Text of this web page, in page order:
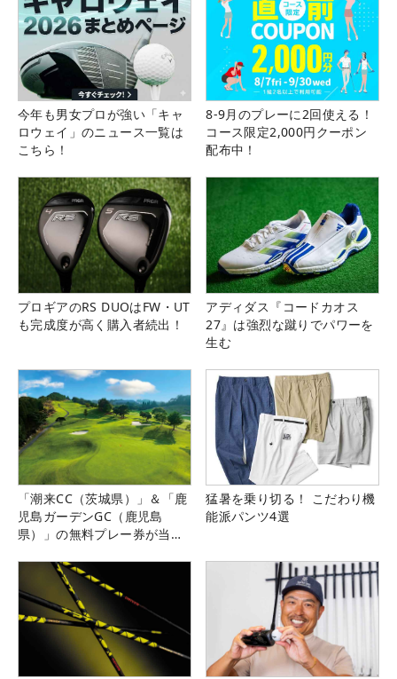
今年も男女プロが強い「キャ
ロウェイ」のニュース一覧は
こちら！
8-9月のプレーに2回使える！
コース限定2,000円クーポン
配布中！
プロギアのRS DUOはFW・UT
も完成度が高く購入者続出！
アディダス『コードカオス
27』は強烈な蹴りでパワーを
生む
「潮来CC（茨城県）」＆「鹿
児島ガーデンGC（鹿児島
県）」の無料プレー券が当た
猛暑を乗り切る！ こだわり機
能派パンツ4選